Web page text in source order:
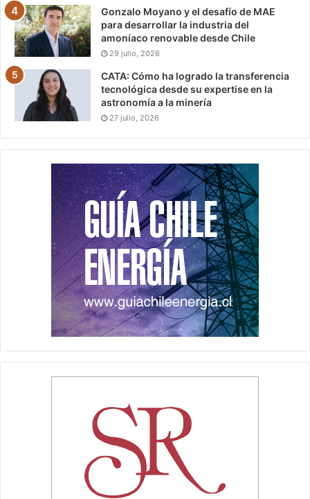
Gonzalo Moyano y el desafío de MAE
para desarrollar la industria del
amoníaco renovable desde Chile
29 julio, 2026
CATA: Cómo ha logrado la transferencia
tecnológica desde su expertise en la
astronomía a la minería
27 julio, 2026